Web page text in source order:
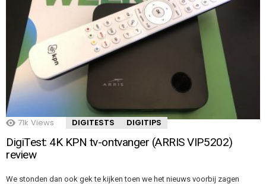
71k Views DIGITESTS DIGITIPS
DigiTest: 4K KPN tv-ontvanger (ARRIS VIP5202)
review
We stonden dan ook gek te kijken toen we het nieuws voorbij zagen